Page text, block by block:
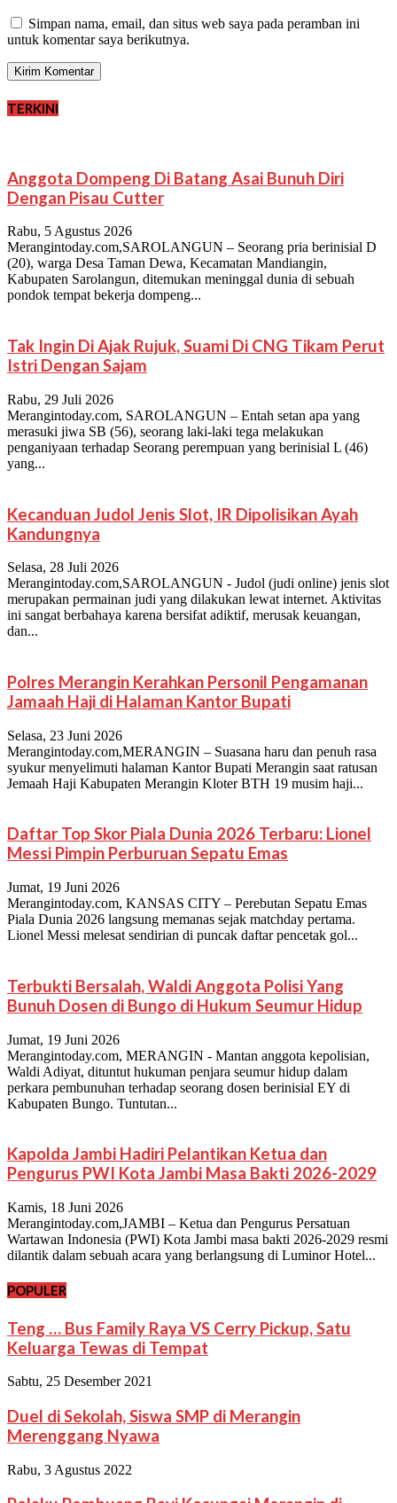
Simpan nama, email, dan situs web saya pada peramban ini
untuk komentar saya berikutnya.
TERKINI
Anggota Dompeng Di Batang Asai Bunuh Diri
Dengan Pisau Cutter
Rabu, 5 Agustus 2026
Merangintoday.com,SAROLANGUN – Seorang pria berinisial D
(20), warga Desa Taman Dewa, Kecamatan Mandiangin,
Kabupaten Sarolangun, ditemukan meninggal dunia di sebuah
pondok tempat bekerja dompeng...
Tak Ingin Di Ajak Rujuk, Suami Di CNG Tikam Perut
Istri Dengan Sajam
Rabu, 29 Juli 2026
Merangintoday.com, SAROLANGUN – Entah setan apa yang
merasuki jiwa SB (56), seorang laki-laki tega melakukan
penganiyaan terhadap Seorang perempuan yang berinisial L (46)
yang...
Kecanduan Judol Jenis Slot, IR Dipolisikan Ayah
Kandungnya
Selasa, 28 Juli 2026
Merangintoday.com,SAROLANGUN - Judol (judi online) jenis slot
merupakan permainan judi yang dilakukan lewat internet. Aktivitas
ini sangat berbahaya karena bersifat adiktif, merusak keuangan,
dan...
Polres Merangin Kerahkan Personil Pengamanan
Jamaah Haji di Halaman Kantor Bupati
Selasa, 23 Juni 2026
Merangintoday.com,MERANGIN – Suasana haru dan penuh rasa
syukur menyelimuti halaman Kantor Bupati Merangin saat ratusan
Jemaah Haji Kabupaten Merangin Kloter BTH 19 musim haji...
Daftar Top Skor Piala Dunia 2026 Terbaru: Lionel
Messi Pimpin Perburuan Sepatu Emas
Jumat, 19 Juni 2026
Merangintoday.com, KANSAS CITY – Perebutan Sepatu Emas
Piala Dunia 2026 langsung memanas sejak matchday pertama.
Lionel Messi melesat sendirian di puncak daftar pencetak gol...
Terbukti Bersalah, Waldi Anggota Polisi Yang
Bunuh Dosen di Bungo di Hukum Seumur Hidup
Jumat, 19 Juni 2026
Merangintoday.com, MERANGIN - Mantan anggota kepolisian,
Waldi Adiyat, dituntut hukuman penjara seumur hidup dalam
perkara pembunuhan terhadap seorang dosen berinisial EY di
Kabupaten Bungo. Tuntutan...
Kapolda Jambi Hadiri Pelantikan Ketua dan
Pengurus PWI Kota Jambi Masa Bakti 2026-2029
Kamis, 18 Juni 2026
Merangintoday.com,JAMBI – Ketua dan Pengurus Persatuan
Wartawan Indonesia (PWI) Kota Jambi masa bakti 2026-2029 resmi
dilantik dalam sebuah acara yang berlangsung di Luminor Hotel...
POPULER
Teng … Bus Family Raya VS Cerry Pickup, Satu
Keluarga Tewas di Tempat
Sabtu, 25 Desember 2021
Duel di Sekolah, Siswa SMP di Merangin
Merenggang Nyawa
Rabu, 3 Agustus 2022